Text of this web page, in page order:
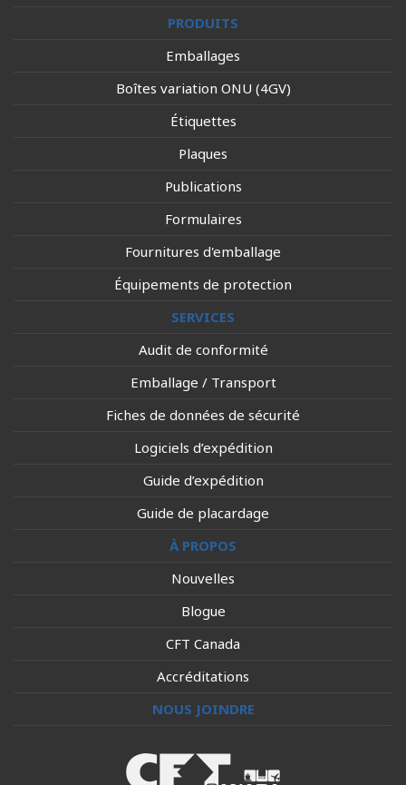
PRODUITS
Emballages
Boîtes variation ONU (4GV)
Étiquettes
Plaques
Publications
Formulaires
Fournitures d'emballage
Équipements de protection
SERVICES
Audit de conformité
Emballage / Transport
Fiches de données de sécurité
Logiciels d’expédition
Guide d’expédition
Guide de placardage
À PROPOS
Nouvelles
Blogue
CFT Canada
Accréditations
NOUS JOINDRE